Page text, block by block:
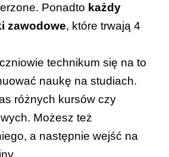
Ponadto każdy
zawodowe, które trwają 4
technikum się na to
naukę na studiach.
różnych kursów czy
Możesz też
a następnie wejść na